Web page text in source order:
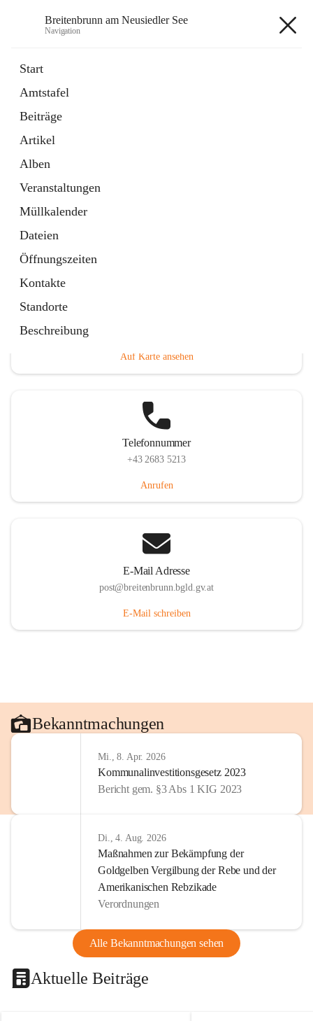
Breitenbrunn am Neusiedler See
Navigation
Start
Amtstafel
Beiträge
Artikel
Alben
Veranstaltungen
Müllkalender
Dateien
Öffnungszeiten
Kontakte
Standorte
Beschreibung
18 Schnellzugriffe
Gemeindeservice
Auf Karte ansehen
Telefonnummer
+43 2683 5213
Anrufen
E-Mail Adresse
post@breitenbrunn.bgld.gv.at
E-Mail schreiben
Bekanntmachungen
Mi., 8. Apr. 2026
Kommunalinvestitionsgesetz 2023
Bericht gem. §3 Abs 1 KIG 2023
Di., 4. Aug. 2026
Maßnahmen zur Bekämpfung der
Goldgelben Vergilbung der Rebe und der
Amerikanischen Rebzikade
Verordnungen
Alle Bekanntmachungen sehen
Aktuelle Beiträge